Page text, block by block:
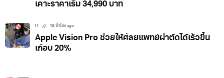
เคาะราคาเริ่ม 34,990 บาท
16 ชั่วโมง ago
Apple Vision Pro ช่วยให้ศัลยแพทย์ผ่าตัดได้เร็วขึ้น
เกือบ 20%